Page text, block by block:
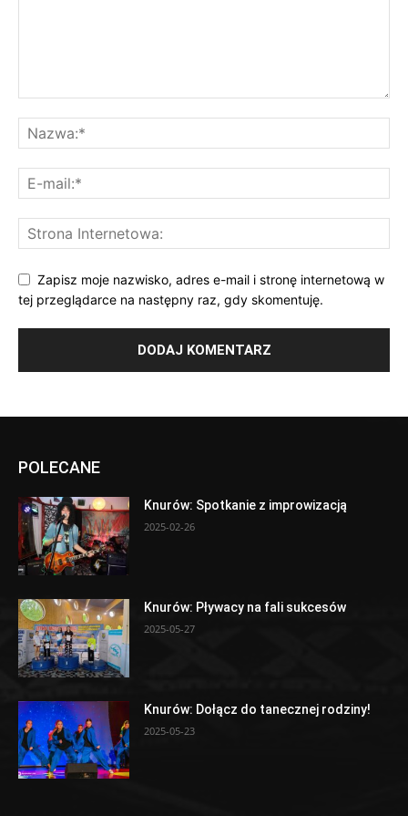
Zapisz moje nazwisko, adres e-mail i stronę internetową w
tej przeglądarce na następny raz, gdy skomentuję.
POLECANE
Knurów: Spotkanie z improwizacją
2025-02-26
Knurów: Pływacy na fali sukcesów
2025-05-27
Knurów: Dołącz do tanecznej rodziny!
2025-05-23